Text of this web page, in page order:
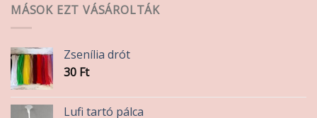
MÁSOK EZT VÁSÁROLTÁK
Zsenília drót
30 Ft
Lufi tartó pálca